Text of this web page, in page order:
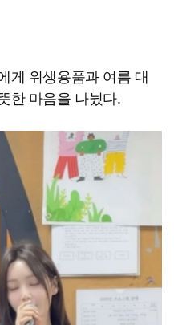
게 위생용품과 여름 대
한 마음을 나눴다.